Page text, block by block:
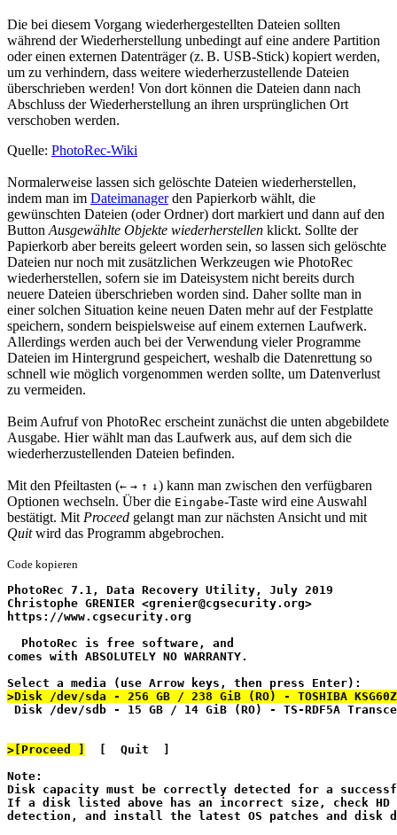
Die bei diesem Vorgang wiederhergestellten Dateien sollten
während der Wiederherstellung unbedingt auf eine andere Partition
oder einen externen Datenträger (z. B. USB-Stick) kopiert werden,
um zu verhindern, dass weitere wiederherzustellende Dateien
überschrieben werden! Von dort können die Dateien dann nach
Abschluss der Wiederherstellung an ihren ursprünglichen Ort
verschoben werden.
Quelle: PhotoRec-Wiki
Normalerweise lassen sich gelöschte Dateien wiederherstellen,
indem man im Dateimanagerden Papierkorb wählt, die
gewünschten Dateien (oder Ordner) dort markiert und dann auf den
Button Ausgewählte Objekte wiederherstellen klickt. Sollte der
Papierkorb aber bereits geleert worden sein, so lassen sich gelöschte
Dateien nur noch mit zusätzlichen Werkzeugen wie PhotoRec
wiederherstellen, sofern sie im Dateisystem nicht bereits durch
neuere Dateien überschrieben worden sind. Daher sollte man in
einer solchen Situation keine neuen Daten mehr auf der Festplatte
speichern, sondern beispielsweise auf einem externen Laufwerk.
Allerdings werden auch bei der Verwendung vieler Programme
Dateien im Hintergrund gespeichert, weshalb die Datenrettung so
schnell wie möglich vorgenommen werden sollte, um Datenverlust
zu vermeiden.
Beim Aufruf von PhotoRec erscheint zunächst die unten abgebildete
Ausgabe. Hier wählt man das Laufwerk aus, auf dem sich die
wiederherzustellenden Dateien befinden.
Mit den Pfeiltasten (← → ↑ ↓) kann man zwischen den verfügbaren
Optionen wechseln. Über die Eingabe-Taste wird eine Auswahl
bestätigt. Mit Proceed gelangt man zur nächsten Ansicht und mit
Quitwird das Programm abgebrochen.
Code kopieren
PhotoRec 7.1, Data Recovery Utility, July 2019
Christophe GRENIER <grenier@cgsecurity.org>
https://www.cgsecurity.org
  PhotoRec is free software, and
comes with ABSOLUTELY NO WARRANTY.
Select a media (use Arrow keys, then press Enter):
>Disk /dev/sda - 256 GB / 238 GiB (RO) - TOSHIBA
Disk /dev/sdb - 15 GB / 14 GiB (RO) - TS-RDF5A
>[Proceed ]
  [  Quit  ]
Note:
Disk capacity must be correctly detected for a
If a disk listed above has an incorrect size, check HD
detection, and install the latest OS patches and disk